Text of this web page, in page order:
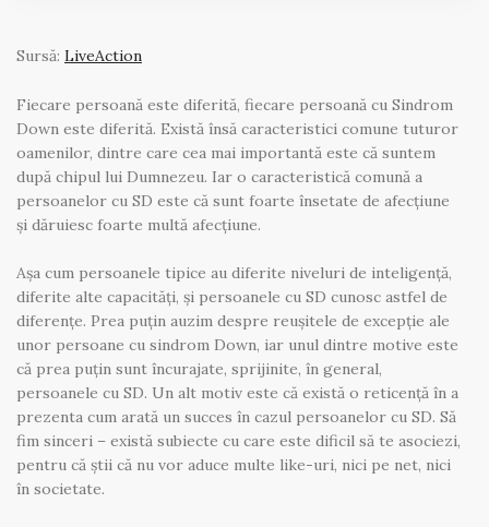
Sursă: LiveAction
Fiecare persoană este diferită, fiecare persoană cu Sindrom
Down este diferită. Există însă caracteristici comune tuturor
oamenilor, dintre care cea mai importantă este că suntem
după chipul lui Dumnezeu. Iar o caracteristică comună a
persoanelor cu SD este că sunt foarte însetate de afecțiune
și dăruiesc foarte multă afecțiune.
Așa cum persoanele tipice au diferite niveluri de inteligență,
diferite alte capacități, și persoanele cu SD cunosc astfel de
diferențe. Prea puțin auzim despre reușitele de excepție ale
unor persoane cu sindrom Down, iar unul dintre motive este
că prea puțin sunt încurajate, sprijinite, în general,
persoanele cu SD. Un alt motiv este că există o reticență în a
prezenta cum arată un succes în cazul persoanelor cu SD. Să
fim sinceri – există subiecte cu care este dificil să te asociezi,
pentru că știi că nu vor aduce multe like-uri, nici pe net, nici
în societate.